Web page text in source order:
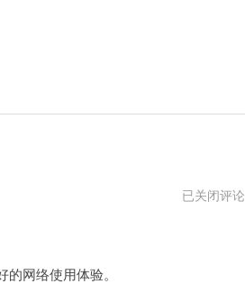
mercury
已关闭评论
网络使用体验。